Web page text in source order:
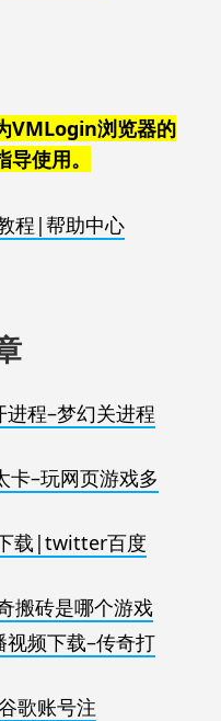
VMLogin浏览器的
使用。
程|帮助中心
程–梦幻关进程
卡–玩网页游戏多
载|twitter百度
搬砖是哪个游戏
频下载–传奇打
歌账号注